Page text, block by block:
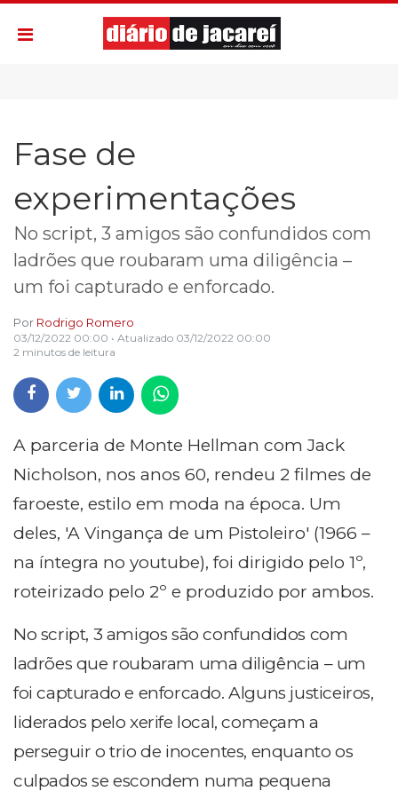
Fase de
experimentações
No script, 3 amigos são confundidos com
ladrões que roubaram uma diligência –
um foi capturado e enforcado.
Por Rodrigo Romero
03/12/2022 00:00 • Atualizado 03/12/2022 00:00
2 minutos de leitura
A parceria de Monte Hellman com Jack
Nicholson, nos anos 60, rendeu 2 filmes de
faroeste, estilo em moda na época. Um
deles, 'A Vingança de um Pistoleiro' (1966 –
na íntegra no youtube), foi dirigido pelo 1º,
roteirizado pelo 2º e produzido por ambos.
No script, 3 amigos são confundidos com
ladrões que roubaram uma diligência – um
foi capturado e enforcado. Alguns justiceiros,
liderados pelo xerife local, começam a
perseguir o trio de inocentes, enquanto os
culpados se escondem numa pequena